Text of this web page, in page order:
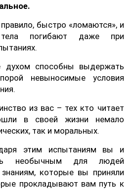
быстро «ломаются», и
погибают даже при
способны выдержать
невыносимые условия
из вас – тех кто читает
в своей жизни немало
так и моральных.
этим испытаниям вы и
необычным для людей
которые вы приняли
прокладывают вам путь к